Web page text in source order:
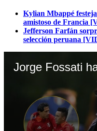
Kylian Mbappé
amistoso de Francia
Jefferson Farfán
selección peruana